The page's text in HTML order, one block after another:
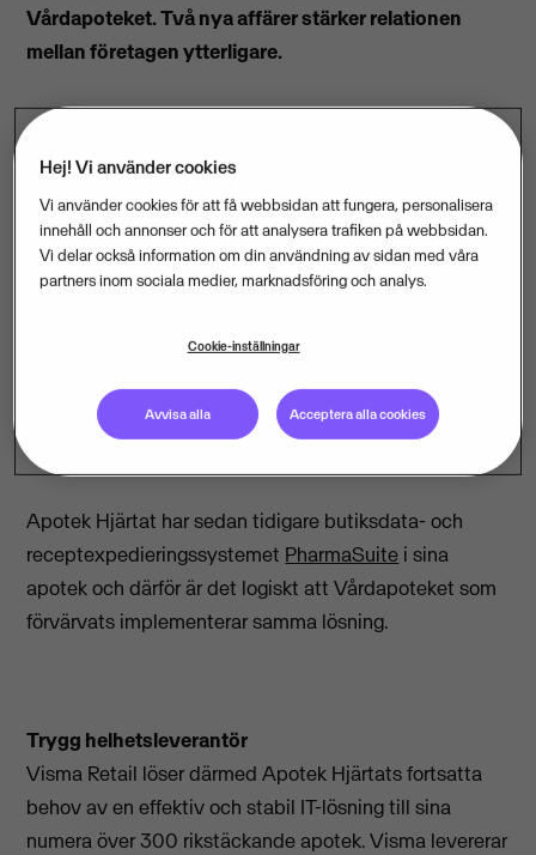
Vårdapoteket. Två nya affärer stärker relationen
mellan företagen ytterligare.
Visma kommer dels att hos Vårdapoteket
implementera samma butiksdata- och
receptexpedieringssystem som Apotek Hjärtat redan
använder, dels leverera en fullskalig e-handelslösning
Visma Retailoch e-handelslösningen
Avensia.
Apotek Hjärtat har sedan tidigare butiksdata- och
receptexpedieringssystemet PharmaSuite i sina
apotek och därför är det logiskt att Vårdapoteket som
förvärvats implementerar samma lösning.
Trygg helhetsleverantör
Visma Retail löser därmed Apotek Hjärtats fortsatta
behov av en effektiv och stabil IT-lösning till sina
numera över 300 rikstäckande apotek. Visma levererar
Hej! Vi använder cookies
Vi använder cookies för att få webbsidan att fungera, personalisera
innehåll och annonser och för att analysera trafiken på webbsidan.
Vi delar också information om din användning av sidan med våra
partners inom sociala medier, marknadsföring och analys.
Cookie-inställningar
Avvisa alla Acceptera alla cookies